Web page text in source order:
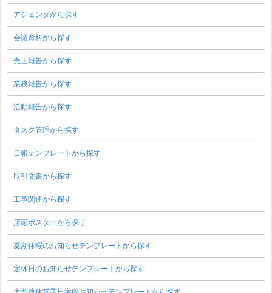
アジェンダから探す
会議資料から探す
売上報告から探す
業務報告から探す
活動報告から探す
タスク管理から探す
日報テンプレートから探す
取引文書から探す
工事関連から探す
店頭ポスターから探す
夏期休暇のお知らせテンプレートから探す
定休日のお知らせテンプレートから探す